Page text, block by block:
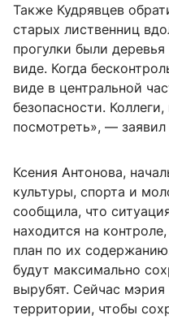
Также Кудрявцев
старых лиственниц
прогулки были
виде. Когда
виде в центральной
безопасности.
посмотреть», — заявил
Ксения Антонова,
культуры, спорта и
сообщила, что
находится на
план по их
будут максимально
вырубят. Сейчас мэрия
территории, чтобы